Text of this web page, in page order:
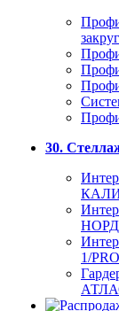
30.
1/